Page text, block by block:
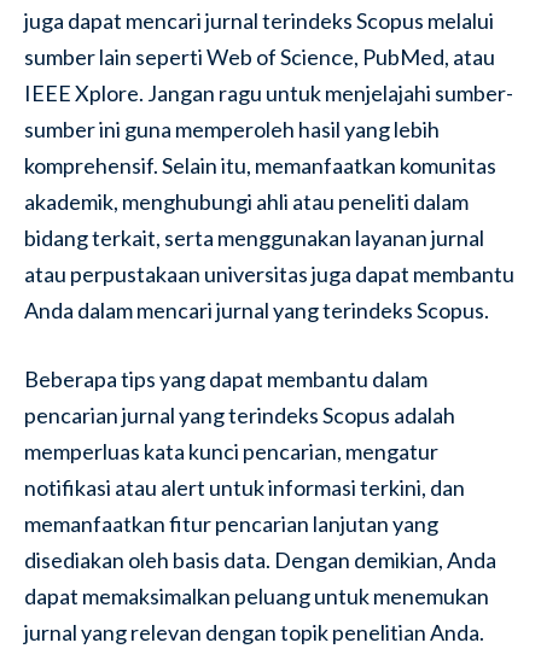
juga dapat mencari jurnal terindeks Scopus melalui
sumber lain seperti Web of Science, PubMed, atau
IEEE Xplore. Jangan ragu untuk menjelajahi sumber-
sumber ini guna memperoleh hasil yang lebih
komprehensif. Selain itu, memanfaatkan komunitas
akademik, menghubungi ahli atau peneliti dalam
bidang terkait, serta menggunakan layanan jurnal
atau perpustakaan universitas juga dapat membantu
Anda dalam mencari jurnal yang terindeks Scopus.
Beberapa tips yang dapat membantu dalam
pencarian jurnal yang terindeks Scopus adalah
memperluas kata kunci pencarian, mengatur
notifikasi atau alert untuk informasi terkini, dan
memanfaatkan fitur pencarian lanjutan yang
disediakan oleh basis data. Dengan demikian, Anda
dapat memaksimalkan peluang untuk menemukan
jurnal yang relevan dengan topik penelitian Anda.